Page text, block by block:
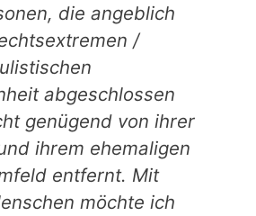
die angeblich
/
abgeschlossen
genügend von ihrer
ihrem ehemaligen
entfernt. Mit
möchte ich